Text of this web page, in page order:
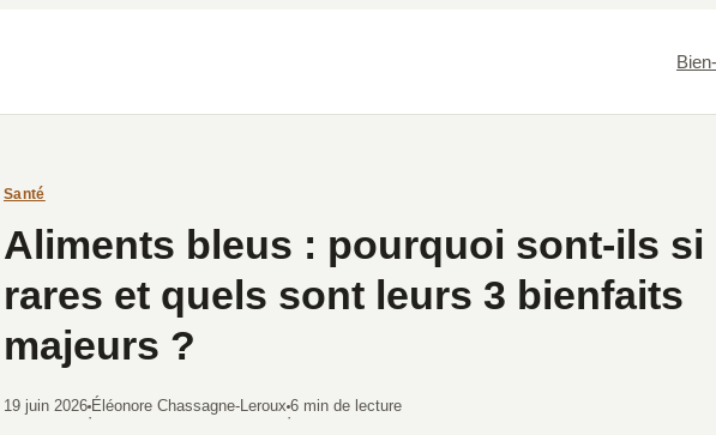
Santé
Aliments bleus : pourquoi sont-ils si
rares et quels sont leurs 3 bienfaits
majeurs ?
19 juin 2026
·
Éléonore Chassagne-Leroux
·
6 min de lecture